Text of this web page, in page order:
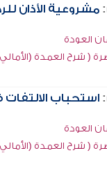
مشروعية الأذان
العودة
( شرح العمدة (الأمالي)
استحباب
العودة
( شرح العمدة (الأمالي)